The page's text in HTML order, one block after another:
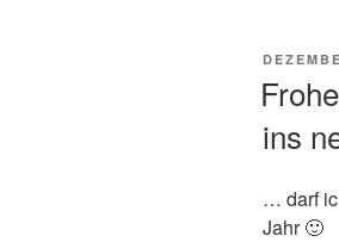
ins
… darf
Jahr 🙂